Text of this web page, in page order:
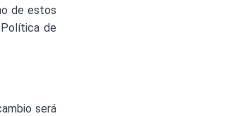
de estos
de
será